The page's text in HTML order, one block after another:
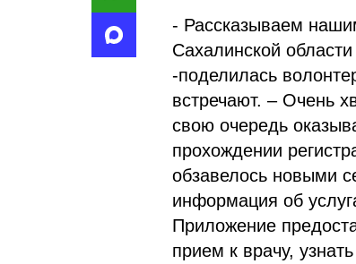
- Рассказываем
Сахалинской
-поделилась
встречают. – Очень
свою очередь
прохождении
обзавелось новыми
информация об
Приложение
прием к врачу,